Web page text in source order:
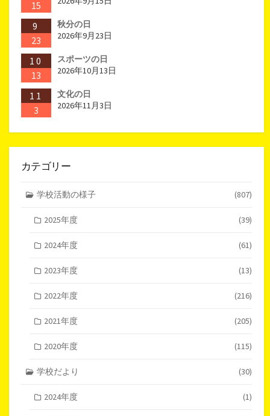
15
9
23
秋分の日
2026年9月23日
10
13
スポーツの日
2026年10月13日
11
3
文化の日
2026年11月3日
カテゴリー
学校活動の様子 (807)
2025年度 (39)
2024年度 (61)
2023年度 (13)
2022年度 (216)
2021年度 (205)
2020年度 (115)
学校だより (30)
2024年度 (1)